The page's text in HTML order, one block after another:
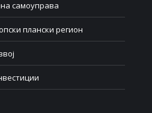
самоуправа
плански регион